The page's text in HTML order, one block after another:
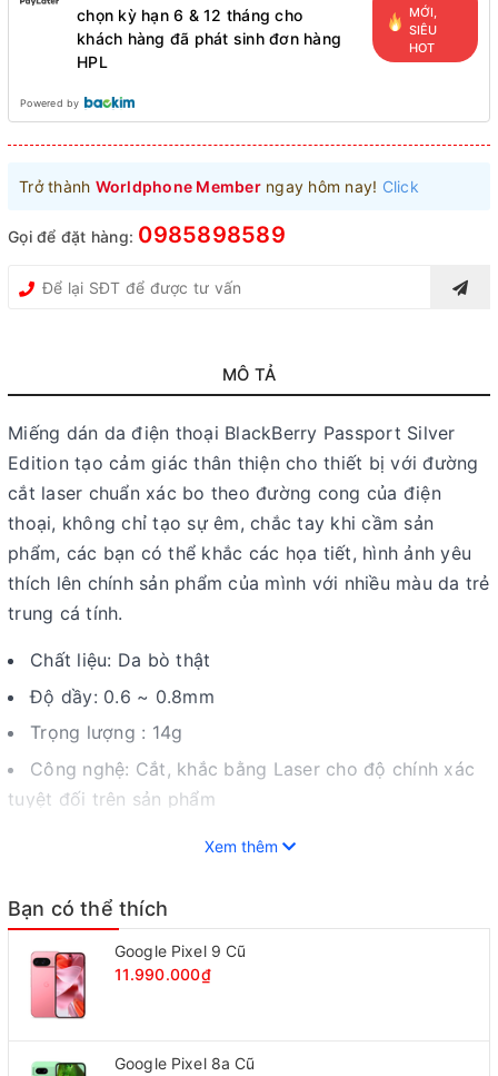
chọn kỳ hạn 6 & 12 tháng cho
khách hàng đã phát sinh đơn hàng
HPL
MỚI,
SIÊU
HOT
Powered by
Trở thành Worldphone Memberngay hôm nay! Click
Gọi để đặt hàng: 0985898589
MÔ TẢ
Miếng dán da điện thoại BlackBerry Passport Silver
Edition tạo cảm giác thân thiện cho thiết bị với đường
cắt laser chuẩn xác bo theo đường cong của điện
thoại, không chỉ tạo sự êm, chắc tay khi cầm sản
phẩm, các bạn có thể khắc các họa tiết, hình ảnh yêu
thích lên chính sản phẩm của mình với nhiều màu da trẻ
trung cá tính.
Chất liệu: Da bò thật
Độ dầy: 0.6 ~ 0.8mm
Trọng lượng : 14g
Công nghệ: Cắt, khắc bằng Laser cho độ chính xác
tuyệt đối trên sản phẩm
10với nhiều ưu đãi <<<
Xem thêm
Bạn có thể thích
Google Pixel 9 Cũ
11.990.000₫
Google Pixel 8a Cũ